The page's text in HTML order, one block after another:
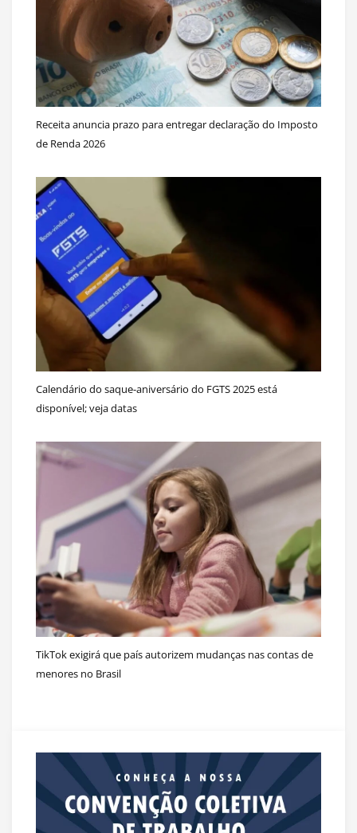
Receita anuncia prazo para entregar declaração do Imposto
de Renda 2026
Calendário do saque-aniversário do FGTS 2025 está
disponível; veja datas
TikTok exigirá que país autorizem mudanças nas contas de
menores no Brasil